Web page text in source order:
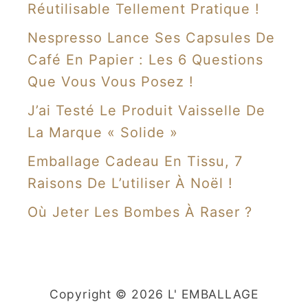
Réutilisable Tellement Pratique !
Nespresso Lance Ses Capsules De
Café En Papier : Les 6 Questions
Que Vous Vous Posez !
J’ai Testé Le Produit Vaisselle De
La Marque « Solide »
Emballage Cadeau En Tissu, 7
Raisons De L’utiliser À Noël !
Où Jeter Les Bombes À Raser ?
Copyright © 2026 L' EMBALLAGE